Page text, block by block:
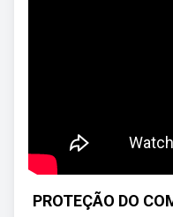
PROTEÇÃO DO